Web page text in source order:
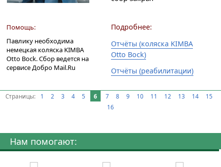
Помощь:
Павлику необходима
немецкая коляска KIMBA
Otto Bock. Сбор ведется на
сервисе Добро Mail.Ru
Подробнее:
Отчёты (коляска KIMBA
Otto Bock)
Отчёты (реабилитации)
Страницы: 1 2 3 4 5 6 7 8 9 10 11 12 13 14
15
16
Нам помогают: